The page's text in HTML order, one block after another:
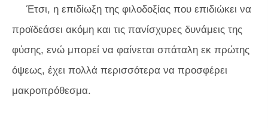
Έτσι, η επιδίωξη της φιλοδοξίας που επιδιώκει να
προϊδεάσει ακόμη και τις πανίσχυρες δυνάμεις της
φύσης, ενώ μπορεί να φαίνεται σπάταλη εκ πρώτης
όψεως, έχει πολλά περισσότερα να προσφέρει
μακροπρόθεσμα.